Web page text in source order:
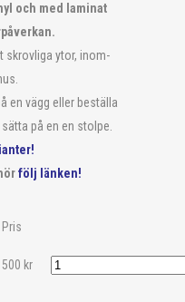
och med laminat
skrovliga ytor, inom-
en vägg eller beställa
på en en stolpe.
följ länken!
Pris
500 kr